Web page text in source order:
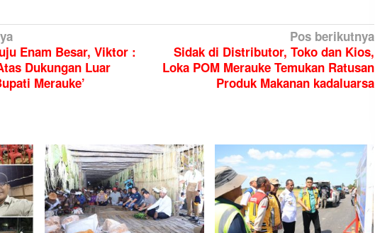
Enam Besar, Viktor :
Dukungan Luar
Merauke’
Pos berikutnya
Sidak di Distributor, Toko dan Kios,
Loka POM Merauke Temukan Ratusan
Produk Makanan kadaluarsa